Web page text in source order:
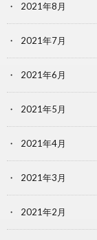
2021年8月
2021年7月
2021年6月
2021年5月
2021年4月
2021年3月
2021年2月